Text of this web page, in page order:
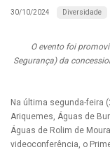
30/10/2024 Diversidade
O evento foi
Segurança) da
Na última segunda-feira
Ariquemes, Águas de
Águas de Rolim de
videoconferência, o